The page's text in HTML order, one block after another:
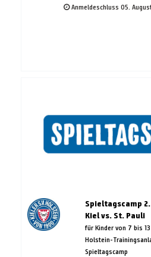
Anmeldeschluss 05.
Spieltagscamp
Kiel vs. St. Pauli
für Kinder von 7 bis
Holstein-
Spieltagscamp